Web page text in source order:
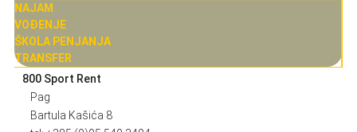
NAJAM
VOĐENJE
ŠKOLA PENJANJA
TRANSFER
800 Sport Rent
Pag
Bartula Kašića 8